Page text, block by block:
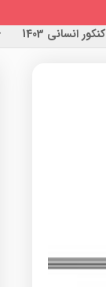
کنکور انسانی 1403